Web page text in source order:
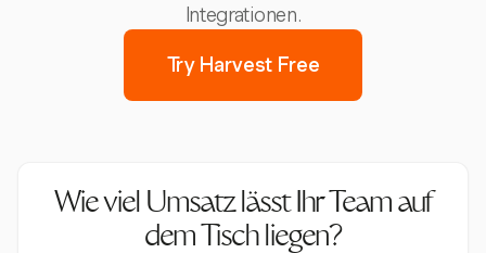
Integrationen.
Try Harvest Free
Wie viel Umsatz lässt Ihr Team auf
dem Tisch liegen?